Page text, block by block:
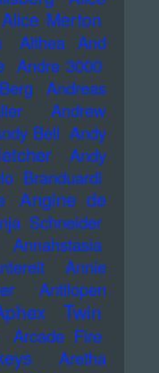
Alice Merton
Althea And
Andre 3000
Andreas
Andrew
Bell Andy
Andy
Branduardi
Angine de
Schneider
Annahstasia
Annie
Antilopen
Twin
Arcade Fire
Aretha